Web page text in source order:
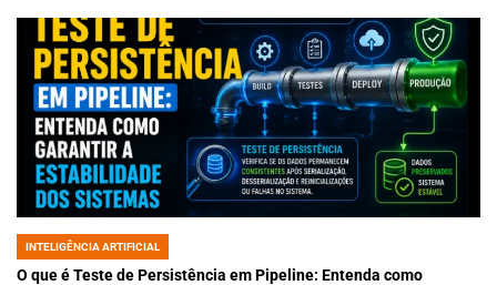
POSTED
IN
INTELIGÊNCIA ARTIFICIAL
O que é Teste de Persistência em Pipeline: Entenda como